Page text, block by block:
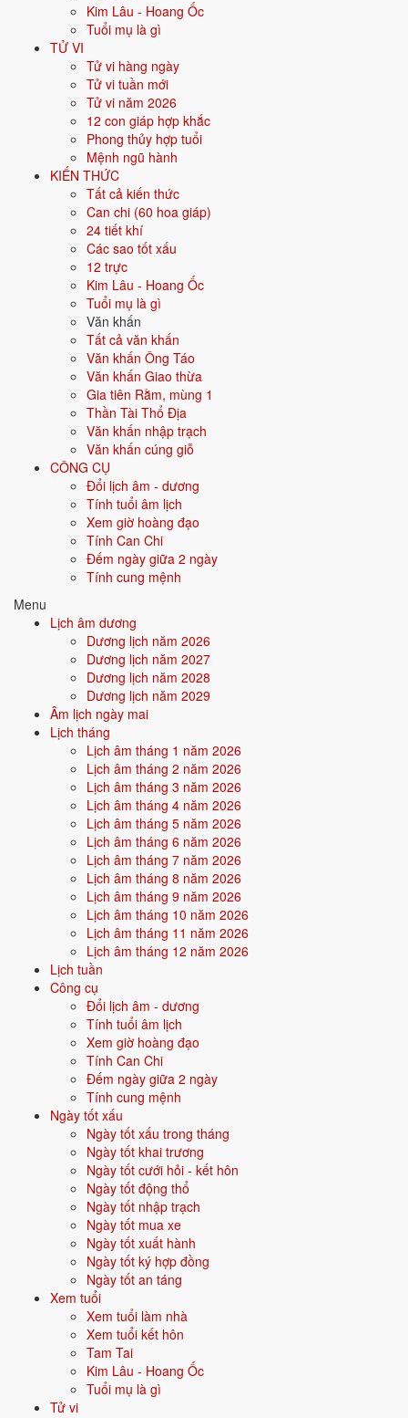
Kim Lâu - Hoang Ốc
Tuổi mụ là gì
TỬ VI
Tử vi hàng ngày
Tử vi tuần mới
Tử vi năm 2026
12 con giáp hợp khắc
Phong thủy hợp tuổi
Mệnh ngũ hành
KIẾN THỨC
Tất cả kiến thức
Can chi (60 hoa giáp)
24 tiết khí
Các sao tốt xấu
12 trực
Kim Lâu - Hoang Ốc
Tuổi mụ là gì
Văn khấn
Tất cả văn khấn
Văn khấn Ông Táo
Văn khấn Giao thừa
Gia tiên Rằm, mùng 1
Thần Tài Thổ Địa
Văn khấn nhập trạch
Văn khấn cúng giỗ
CÔNG CỤ
Đổi lịch âm - dương
Tính tuổi âm lịch
Xem giờ hoàng đạo
Tính Can Chi
Đếm ngày giữa 2 ngày
Tính cung mệnh
Menu
Lịch âm dương
Dương lịch năm 2026
Dương lịch năm 2027
Dương lịch năm 2028
Dương lịch năm 2029
Âm lịch ngày mai
Lịch tháng
Lịch âm tháng 1 năm 2026
Lịch âm tháng 2 năm 2026
Lịch âm tháng 3 năm 2026
Lịch âm tháng 4 năm 2026
Lịch âm tháng 5 năm 2026
Lịch âm tháng 6 năm 2026
Lịch âm tháng 7 năm 2026
Lịch âm tháng 8 năm 2026
Lịch âm tháng 9 năm 2026
Lịch âm tháng 10 năm 2026
Lịch âm tháng 11 năm 2026
Lịch âm tháng 12 năm 2026
Lịch tuần
Công cụ
Đổi lịch âm - dương
Tính tuổi âm lịch
Xem giờ hoàng đạo
Tính Can Chi
Đếm ngày giữa 2 ngày
Tính cung mệnh
Ngày tốt xấu
Ngày tốt xấu trong tháng
Ngày tốt khai trương
Ngày tốt cưới hỏi - kết hôn
Ngày tốt động thổ
Ngày tốt nhập trạch
Ngày tốt mua xe
Ngày tốt xuất hành
Ngày tốt ký hợp đồng
Ngày tốt an táng
Xem tuổi
Xem tuổi làm nhà
Xem tuổi kết hôn
Tam Tai
Kim Lâu - Hoang Ốc
Tuổi mụ là gì
Tử vi
Can chi
Tuất - Con Chó
Thoa Xuyến Kim
Mệnh ngũ hành ⚒️Kim
Trắng
Hướng hợp Tây, Tây Bắc
Hành tương sinh Thổ (Thổ sinh Kim); Thủy (Kim sinh Thủy)
Hành tương khắc
Tuổi năm 2026 -3 tuổi mụ / -4 tuổi dương - Sơ sinh
Ý nghĩa nạp âm Thoa Xuyến Kim
Người sinh năm2030mang nạp âm
Vàng trang sức . Đây là một trong các nạp âm thuộc hành
trong vòng 60 hoa giáp.
Tượng trưng cho kim loại, sự cứng cáp, sắc bén, kỷ luật. Người mệnh
Kim có ý chí, quyết đoán.
Tìm hiểu chi tiết nạp âm Thoa Xuyến Kim: màu hợp, hướng tốt, năm
sinh, tương sinh tương khắc →
Quan hệ Can × Chi (Thổ sinh Kim):
trường hỗ trợ bản thân. Người này dễ nhận được sự giúp đỡ từ ngoài,
gặp quý nhân.
Điểm mạnh:May mắn, được nâng đỡ, dễ thành công nhờ thiên
thời địa lợi.
Điểm cần lưu ý:Có thể bị phụ thuộc hoặc ỷ lại khi quá nhiều
thuận lợi.
Bối cảnh vận khí khi sinh năm 2030
Người sinh năm2030rơi vào Vận 9 - Cửu Tử Hỏa
chu kỳ Tam Nguyên Cửu Vận. Mệnh Kim sinh trong Vận 9 Cửu Tử Hỏa
(Hỏa) - hỏa khắc kim: bản mệnh phải vượt qua thử thách của thời đại
để khẳng định mình, nhưng nếu vượt được sẽ tạo nên dấu ấn rất
Tính chất vận:Danh vọng, công nghệ, AI - Vận AI, công nghệ
số, truyền thông, sáng tạo.
Quan hệ mệnh × vận:
Vận năm 2026 Bính Ngọ cho người sinh năm 2030
(Bính Ngọ), người tuổi
thuộc nhómSơ sinh. Quan hệ với Thái Tuế năm xem:
Vận thuận lợi - gặp quý nhân, công việc - tài lộc đều thông.
Năm 2026 người sinh năm 2030 nên tập trung gì?
-4 (Sơ sinh), người sinh năm 2030 nên ưu tiên các chủ đề
Đặt tên con
Hướng đặt nôi
Đặt tên cho người sinh năm 2030 mệnh Kim
Khi đặt tên cho người sinh năm 2030
bộ chữ Hán thuộc hành bản mệnh hoặc hành tương sinh; tránh bộ chữ
thuộc hành tương khắc. Dưới đây là gợi ý cho